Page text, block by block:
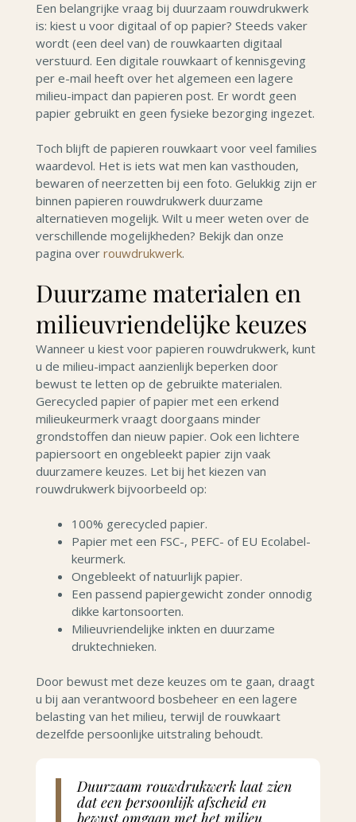
Een belangrijke vraag bij duurzaam rouwdrukwerk
is: kiest u voor digitaal of op papier? Steeds vaker
wordt (een deel van) de rouwkaarten digitaal
verstuurd. Een digitale rouwkaart of kennisgeving
per e-mail heeft over het algemeen een lagere
milieu-impact dan papieren post. Er wordt geen
papier gebruikt en geen fysieke bezorging ingezet.
Toch blijft de papieren rouwkaart voor veel families
waardevol. Het is iets wat men kan vasthouden,
bewaren of neerzetten bij een foto. Gelukkig zijn er
binnen papieren rouwdrukwerk duurzame
alternatieven mogelijk. Wilt u meer weten over de
verschillende mogelijkheden? Bekijk dan onze
pagina over rouwdrukwerk.
Duurzame materialen en
milieuvriendelijke keuzes
Wanneer u kiest voor papieren rouwdrukwerk, kunt
u de milieu-impact aanzienlijk beperken door
bewust te letten op de gebruikte materialen.
Gerecycled papier of papier met een erkend
milieukeurmerk vraagt doorgaans minder
grondstoffen dan nieuw papier. Ook een lichtere
papiersoort en ongebleekt papier zijn vaak
duurzamere keuzes. Let bij het kiezen van
rouwdrukwerk bijvoorbeeld op:
100% gerecycled papier.
Papier met een FSC-, PEFC- of EU Ecolabel-
keurmerk.
Ongebleekt of natuurlijk papier.
Een passend papiergewicht zonder onnodig
dikke kartonsoorten.
Milieuvriendelijke inkten en duurzame
druktechnieken.
Door bewust met deze keuzes om te gaan, draagt
u bij aan verantwoord bosbeheer en een lagere
belasting van het milieu, terwijl de rouwkaart
dezelfde persoonlijke uitstraling behoudt.
Duurzaam rouwdrukwerk laat zien
dat een persoonlijk afscheid en
bewust omgaan met het milieu